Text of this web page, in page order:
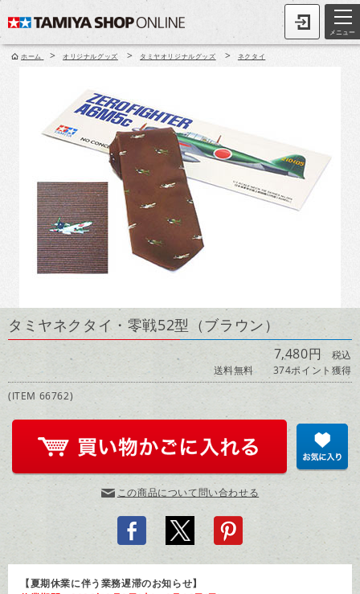
メニュー
ホーム > オリジナルグッズ > タミヤオリジナルグッズ > ネクタイ
タミヤネクタイ・零戦52型（ブラウン）
7,480円 税込
送料無料
374ポイント獲得
(ITEM 66762)
この商品について問い合わせる
【夏期休業に伴う業務遅滞のお知らせ】